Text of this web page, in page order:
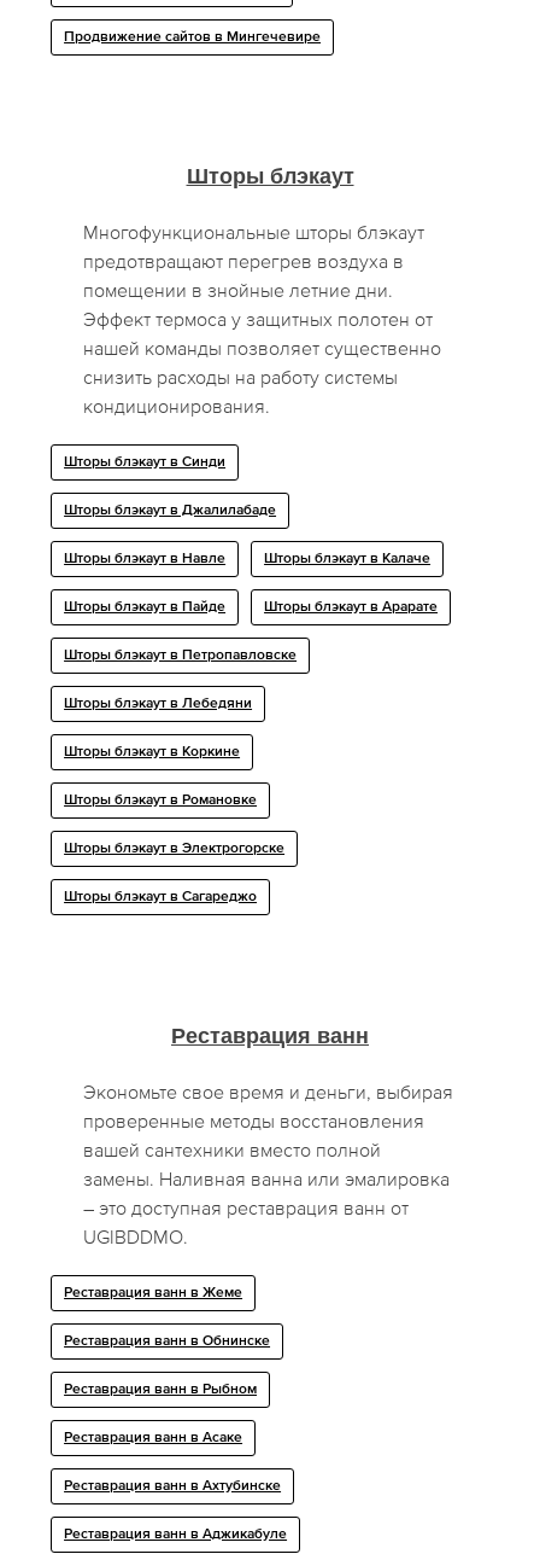
Продвижение сайтов в Мингечевире
Шторы блэкаут
Многофункциональные шторы блэкаут
предотвращают перегрев воздуха в
помещении в знойные летние дни.
Эффект термоса у защитных полотен от
нашей команды позволяет существенно
снизить расходы на работу системы
кондиционирования.
Шторы блэкаут в Синди
Шторы блэкаут в Джалилабаде
Шторы блэкаут в Навле Шторы блэкаут в Калаче
Шторы блэкаут в Пайде Шторы блэкаут в Арарате
Шторы блэкаут в Петропавловске
Шторы блэкаут в Лебедяни
Шторы блэкаут в Коркине
Шторы блэкаут в Романовке
Шторы блэкаут в Электрогорске
Шторы блэкаут в Сагареджо
Реставрация ванн
Экономьте свое время и деньги, выбирая
проверенные методы восстановления
вашей сантехники вместо полной
замены. Наливная ванна или эмалировка
– это доступная реставрация ванн от
UGIBDDMO.
Реставрация ванн в Жеме
Реставрация ванн в Обнинске
Реставрация ванн в Рыбном
Реставрация ванн в Асаке
Реставрация ванн в Ахтубинске
Реставрация ванн в Аджикабуле